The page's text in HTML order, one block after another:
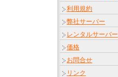
利用規約
弊社サーバー
レンタルサーバー
価格
お問合せ
リンク